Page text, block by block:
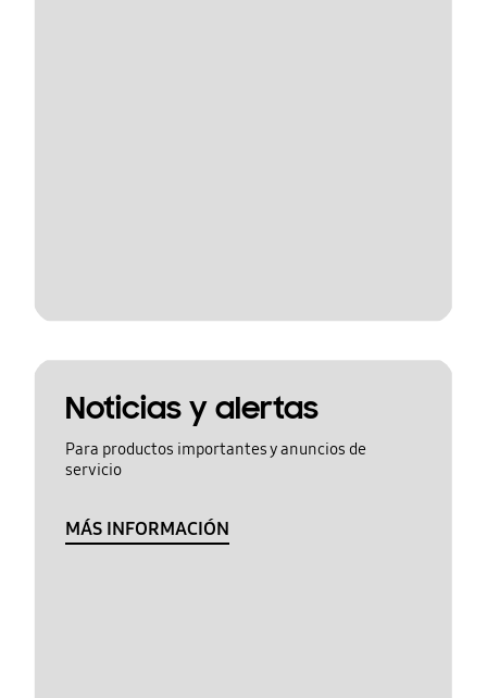
Noticias y alertas
Para productos importantes y anuncios de
servicio
MÁS INFORMACIÓN